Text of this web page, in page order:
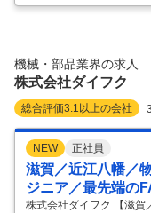
円・14期連続過去最高売
半導体まで手掛ける世
に指定納品書を作成し出
出荷準備と証憑類作成 各
…
機械・部品業界の求人
株式会社ダイフク
総合評価3.1 以上の会社
NEW 正社員
滋賀／近江八幡／
ジニア／最先端の
株式会社ダイフク 【滋賀